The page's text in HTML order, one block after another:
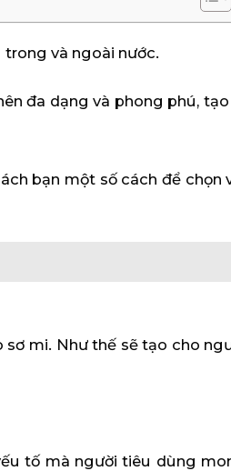
trong và ngoài nước.
đa dạng và phong phú, tạo
bạn một số cách để chọn
mi. Như thế sẽ tạo cho
tố mà người tiêu dùng